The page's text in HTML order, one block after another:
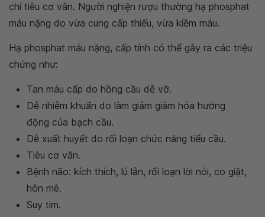
chí tiêu cơ vân. Người nghiện rượu thường hạ phosphat
máu nặng do vừa cung cấp thiếu, vừa kiềm máu.
Hạ phosphat máu nặng, cấp tính có thể gây ra các triệu
chứng như:
Tan máu cấp do hồng cầu dễ vỡ.
Dễ nhiễm khuẩn do làm giảm giảm hóa hướng
động của bạch cầu.
Dễ xuất huyết do rối loạn chức năng tiểu cầu.
Tiêu cơ vân.
Bệnh não: kích thích, lú lẫn, rối loạn lời nói, co giật,
hôn mê.
Suy tim.